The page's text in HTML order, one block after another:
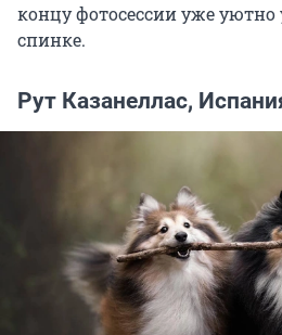
концу фотосессии уже уютно
спинке.
Рут Казанеллас,